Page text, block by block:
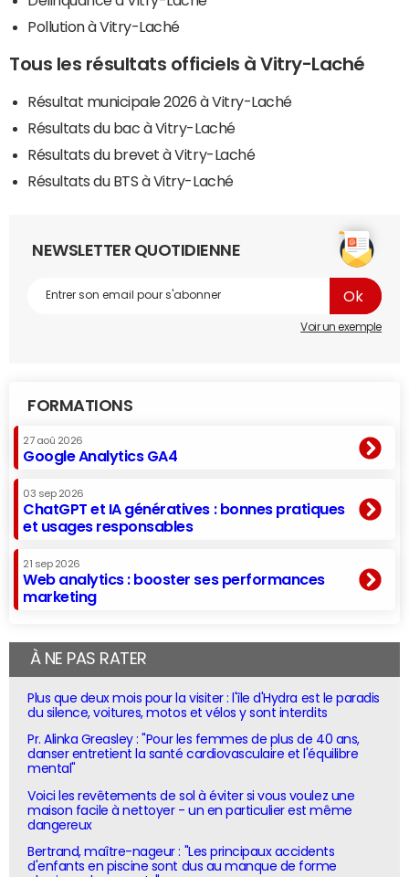
Pollution à Vitry-Laché
Tous les résultats officiels à Vitry-Laché
Résultat municipale 2026 à Vitry-Laché
Résultats du bac à Vitry-Laché
Résultats du brevet à Vitry-Laché
Résultats du BTS à Vitry-Laché
NEWSLETTER QUOTIDIENNE
Voir un exemple
FORMATIONS
27 aoû 2026
Google Analytics GA4
03 sep 2026
ChatGPT et IA génératives : bonnes pratiques
et usages responsables
21 sep 2026
Web analytics : booster ses performances
marketing
À NE PAS RATER
Plus que deux mois pour la visiter : l'île d'Hydra est le paradis
du silence, voitures, motos et vélos y sont interdits
Pr. Alinka Greasley : "Pour les femmes de plus de 40 ans,
danser entretient la santé cardiovasculaire et l'équilibre
mental"
Voici les revêtements de sol à éviter si vous voulez une
maison facile à nettoyer - un en particulier est même
dangereux
Bertrand, maître-nageur : "Les principaux accidents
d'enfants en piscine sont dus au manque de forme